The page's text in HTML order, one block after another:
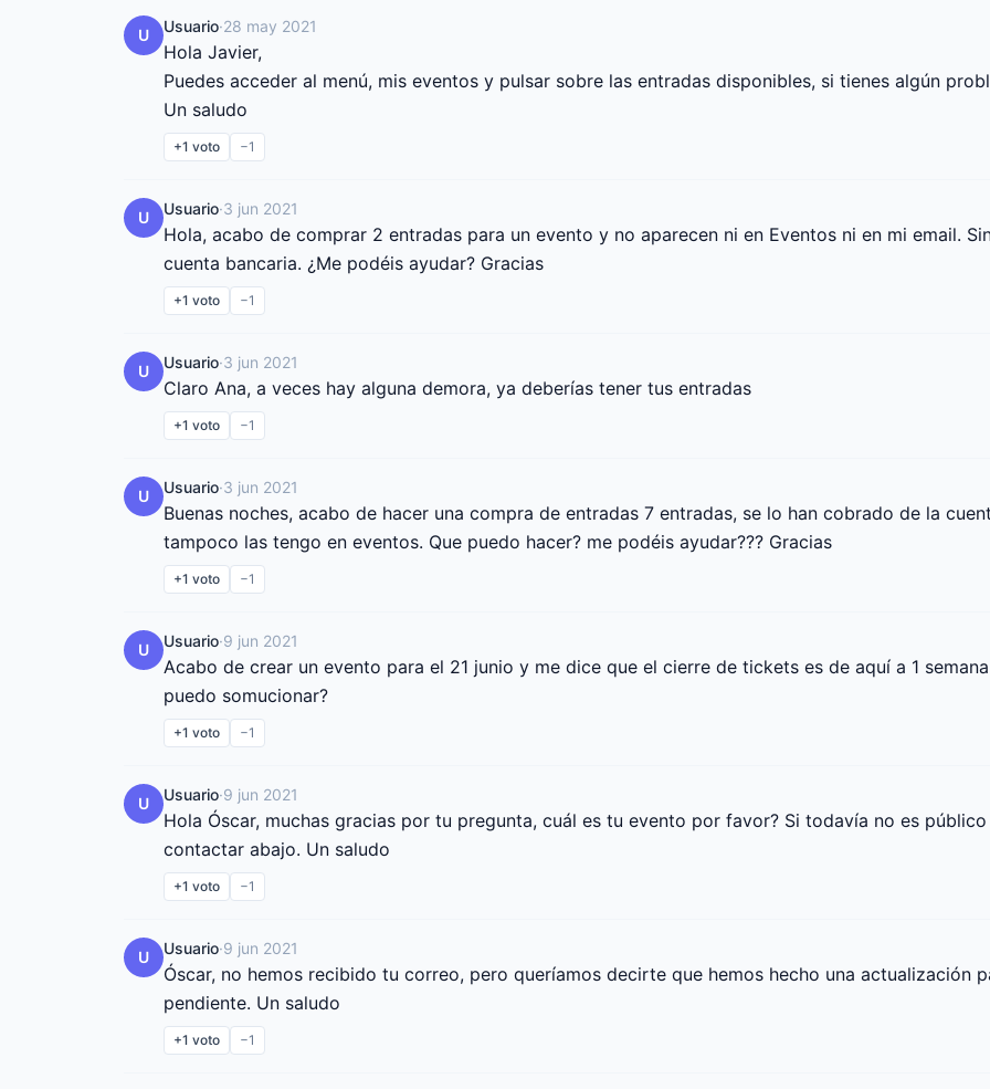
U Usuario·28 may 2021
Hola Javier,
Puedes acceder al menú, mis eventos y pulsar sobre las entradas disponibles, si tienes algún
Un saludo
+1 voto −1
U Usuario·3 jun 2021
Hola, acabo de comprar 2 entradas para un evento y no aparecen ni en Eventos ni en mi email.
cuenta bancaria. ¿Me podéis ayudar? Gracias
+1 voto −1
U Usuario·3 jun 2021
Claro Ana, a veces hay alguna demora, ya deberías tener tus entradas
+1 voto −1
U Usuario·3 jun 2021
Buenas noches, acabo de hacer una compra de entradas 7 entradas, se lo han cobrado de la
tampoco las tengo en eventos. Que puedo hacer? me podéis ayudar??? Gracias
+1 voto −1
U Usuario·9 jun 2021
Acabo de crear un evento para el 21 junio y me dice que el cierre de tickets es de aquí a 1
puedo somucionar?
+1 voto −1
U Usuario·9 jun 2021
Hola Óscar, muchas gracias por tu pregunta, cuál es tu evento por favor? Si todavía no es
contactar abajo. Un saludo
+1 voto −1
U Usuario·9 jun 2021
Óscar, no hemos recibido tu correo, pero queríamos decirte que hemos hecho una actualización
pendiente. Un saludo
+1 voto −1